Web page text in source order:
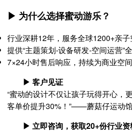
▶ 为什么选择蜜动游乐？
行业深耕12年，服务全球1200+亲子
提供“主题策划-设备研发-空间运营”
7×24小时售后响应，持续为商业空
▶ 客户见证
“蜜动的设计不仅让孩子玩得开心，
客单价提升30%！”——蘑菇仔运动
▶ 立即咨询，获取20+份行业资